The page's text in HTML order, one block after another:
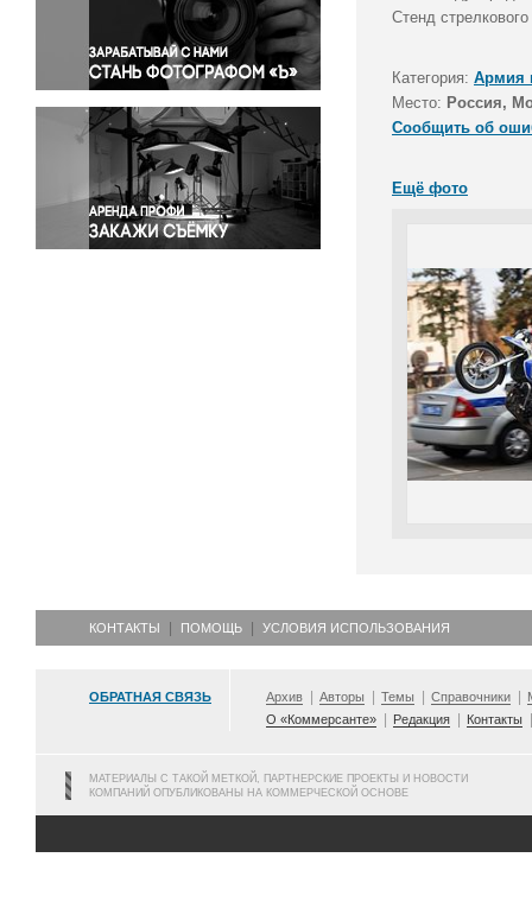
Правосудие
Происшествия и конфликты
Религия
Светская жизнь
Спорт
Экология
Экономика и бизнес
Стенд
Категория: Армия
Место: Россия,
Сообщить об
Ещё фото
КОНТАКТЫ ПОМОЩЬ УСЛОВИЯ ИСПОЛЬЗОВАНИЯ
ОБРАТНАЯ СВЯЗЬ Архив Авторы Темы Справочники
О «Коммерсанте»
Редакция Контакты
МАТЕРИАЛЫ С ТАКОЙ МЕТКОЙ, ПАРТНЕРСКИЕ ПРОЕКТЫ И НОВОСТИ
КОМПАНИЙ ОПУБЛИКОВАНЫ НА КОММЕРЧЕСКОЙ ОСНОВЕ